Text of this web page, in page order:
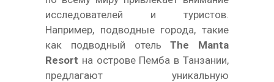
исследователей и туристов.
Например, подводные города, такие
как подводный отельThe Manta
Resort на острове Пемба в Танзании,
предлагают уникальную